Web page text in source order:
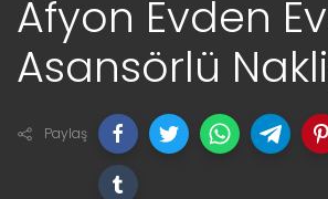
Afyon Evden
Asansörlü
Paylaş